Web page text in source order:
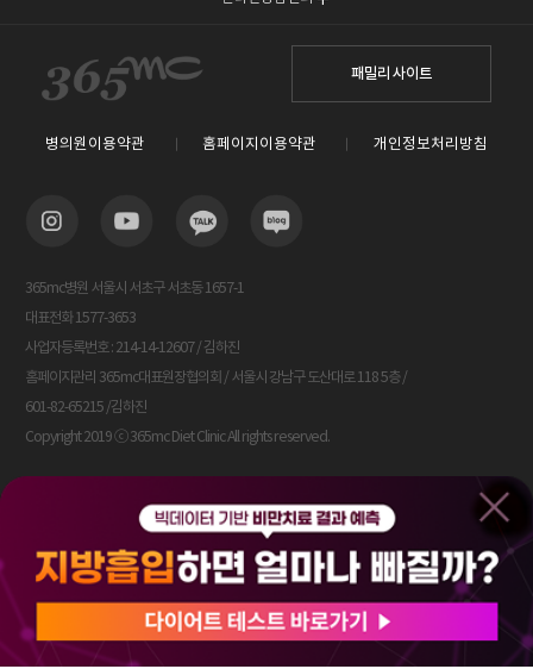
패밀리 사이트
병의원이용약관 홈페이지이용약관 개인정보처리방침
365mc병원 서울시 서초구 서초동 1657-1
대표전화 1577-3653
사업자등록번호 : 214-14-12607 / 김하진
홈페이지관리 365mc대표원장협의회 / 서울시 강남구 도산대로 118 5층 /
601-82-65215 /김하진
Copyright 2019 ⓒ 365mc Diet Clinic All rights reserved.